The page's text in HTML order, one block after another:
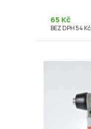
65 Kč
BEZ DPH 54 Kč